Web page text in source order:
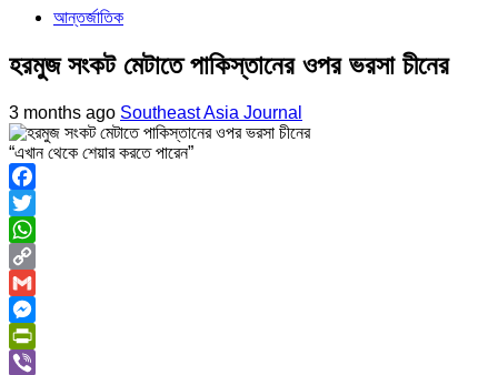
আন্তর্জাতিক
হরমুজ সংকট মেটাতে পাকিস্তানের ওপর ভরসা চীনের
3 months ago Southeast Asia Journal
“এখান থেকে শেয়ার করতে পারেন”
Facebook
Twitter
WhatsApp
Copy
Link
Gmail
Messenger
PrintFriendly